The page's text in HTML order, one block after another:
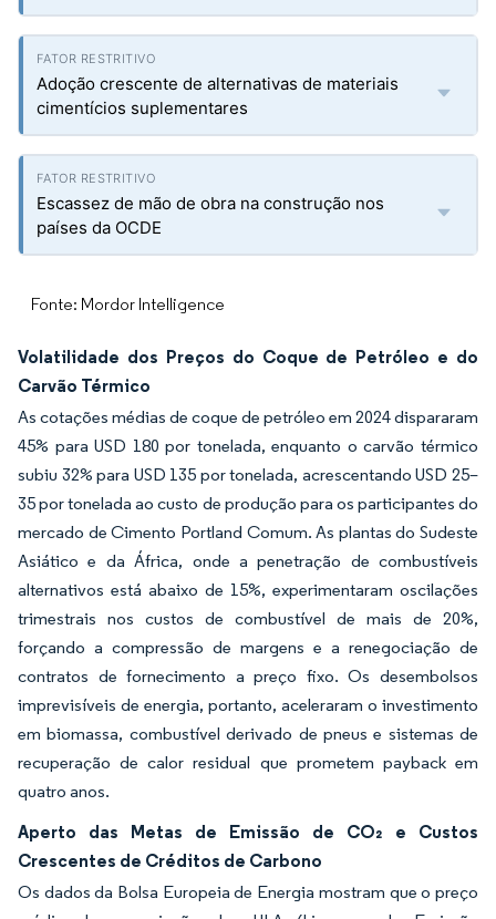
Adoção crescente de alternativas de materiais
cimentícios suplementares
Escassez de mão de obra na construção nos
países da OCDE
Fonte: Mordor Intelligence
Volatilidade dos Preços do Coque de Petróleo e do
Carvão Térmico
As cotações médias de coque de petróleo em 2024 dispararam
45% para USD 180 por tonelada, enquanto o carvão térmico
subiu 32% para USD 135 por tonelada, acrescentando USD 25–
35 por tonelada ao custo de produção para os participantes do
mercado de Cimento Portland Comum. As plantas do Sudeste
Asiático e da África, onde a penetração de combustíveis
alternativos está abaixo de 15%, experimentaram oscilações
trimestrais nos custos de combustível de mais de 20%,
forçando a compressão de margens e a renegociação de
contratos de fornecimento a preço fixo. Os desembolsos
imprevisíveis de energia, portanto, aceleraram o investimento
em biomassa, combustível derivado de pneus e sistemas de
recuperação de calor residual que prometem payback em
quatro anos.
Aperto das Metas de Emissão de CO₂ e Custos
Crescentes de Créditos de Carbono
Os dados da Bolsa Europeia de Energia mostram que o preço